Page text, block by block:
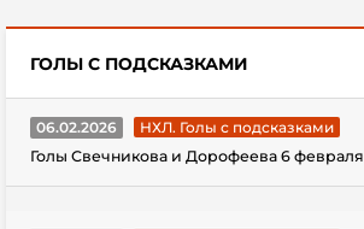
ГОЛЫ С ПОДСКАЗКАМИ
06.02.2026
НХЛ. Голы с подсказками
Голы Свечникова и Дорофеева 6 февраля